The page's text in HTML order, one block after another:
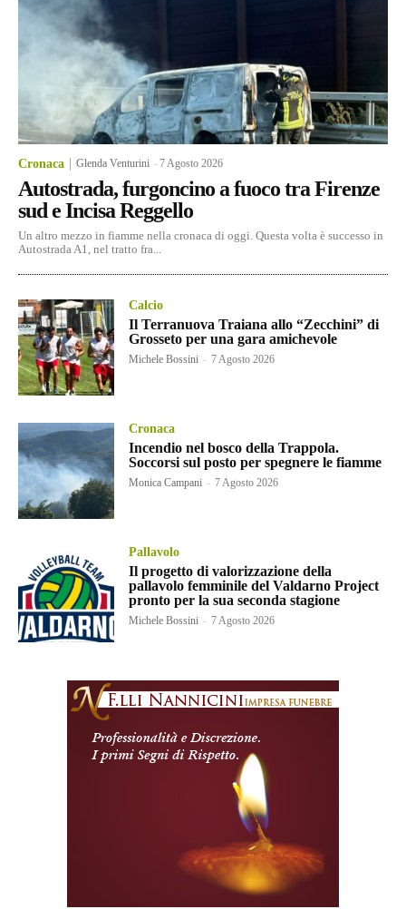
Cronaca Glenda Venturini -7 Agosto 2026
Autostrada, furgoncino a fuoco tra Firenze
sud e Incisa Reggello
Un altro mezzo in fiamme nella cronaca di oggi. Questa volta è successo in
Autostrada A1, nel tratto fra...
Calcio
Il Terranuova Traiana allo “Zecchini” di
Grosseto per una gara amichevole
Michele Bossini - 7 Agosto 2026
Cronaca
Incendio nel bosco della Trappola.
Soccorsi sul posto per spegnere le fiamme
Monica Campani - 7 Agosto 2026
Pallavolo
Il progetto di valorizzazione della
pallavolo femminile del Valdarno Project
pronto per la sua seconda stagione
Michele Bossini - 7 Agosto 2026